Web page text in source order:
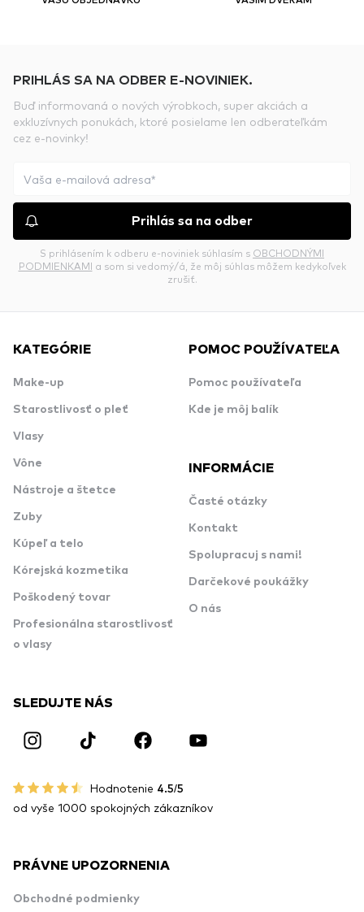
PRIHLÁS SA NA ODBER E-NOVINIEK.
Buď informovaná o nových výrobkoch, super akciách a
exkluzívnych ponukách, ktoré posielame len odberateľkám
cez e-novinky!
Prihlás sa na odber
S prihlásením k odberu e-noviniek súhlasím s OBCHODNÝMI
PODMIENKAMI a som si vedomý/á, že môj súhlas môžem kedykoľvek
zrušiť.
KATEGÓRIE
Make-up
Starostlivosť o pleť
Vlasy
Vône
Nástroje a štetce
Zuby
Kúpeľ a telo
Kórejská kozmetika
Poškodený tovar
Profesionálna starostlivosť
o vlasy
POMOC POUŽÍVATEĽA
Pomoc používateľa
Kde je môj balík
INFORMÁCIE
Časté otázky
Kontakt
Spolupracuj s nami!
Darčekové poukážky
O nás
SLEDUJTE NÁS
Hodnotenie 4.5/5
od vyše 1000 spokojných zákazníkov
PRÁVNE UPOZORNENIA
Obchodné podmienky